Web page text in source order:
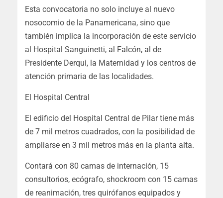
Esta convocatoria no solo incluye al nuevo
nosocomio de la Panamericana, sino que
también implica la incorporación de este servicio
al Hospital Sanguinetti, al Falcón, al de
Presidente Derqui, la Maternidad y los centros de
atención primaria de las localidades.
El Hospital Central
El edificio del Hospital Central de Pilar tiene más
de 7 mil metros cuadrados, con la posibilidad de
ampliarse en 3 mil metros más en la planta alta.
Contará con 80 camas de internación, 15
consultorios, ecógrafo, shockroom con 15 camas
de reanimación, tres quirófanos equipados y